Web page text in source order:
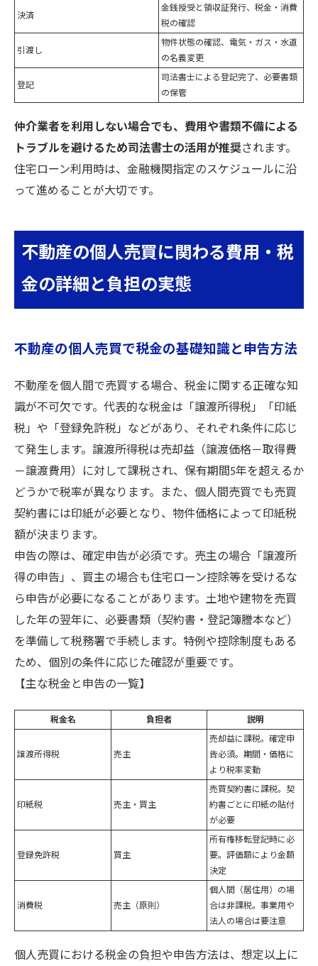
決済
金銭授受と領収証発行、税金・消費
税の確認
引渡し
物件状態の確認、電気・ガス・水道
の名義変更
登記
司法書士による登記完了、必要書類
の保管
仲介業者を利用しない場合でも、費用や書類不備による
トラブルを避けるため司法書士の活用が推奨されます。
住宅ローン利用時は、金融機関指定のスケジュールに沿
って進めることが大切です。
不動産の個人売買に関わる費用・税
金の詳細と負担の実態
不動産の個人売買で税金の基礎知識と申告方法
不動産を個人間で売買する場合、税金に関する正確な知
識が不可欠です。代表的な税金は「譲渡所得税」「印紙
税」や「登録免許税」などがあり、それぞれ条件に応じ
て発生します。譲渡所得税は売却益（譲渡価格－取得費
－譲渡費用）に対して課税され、保有期間5年を超えるか
どうかで税率が異なります。また、個人間売買でも売買
契約書には印紙が必要となり、物件価格によって印紙税
額が決まります。
申告の際は、確定申告が必須です。売主の場合「譲渡所
得の申告」、買主の場合も住宅ローン控除等を受けるな
ら申告が必要になることがあります。土地や建物を売買
した年の翌年に、必要書類（契約書・登記簿謄本など）
を準備して税務署で手続します。特例や控除制度もある
ため、個別の条件に応じた確認が重要です。
【主な税金と申告の一覧】
税金名 負担者 説明
譲渡所得税 売主
売却益に課税。確定申
告必須。期間・価格に
より税率変動
印紙税 売主・買主
売買契約書に課税。契
約書ごとに印紙の貼付
が必要
登録免許税 買主
所有権移転登記時に必
要。評価額により金額
決定
消費税 売主（原則）
個人間（居住用）の場
合は非課税。事業用や
法人の場合は要注意
個人売買における税金の負担や申告方法は、想定以上に